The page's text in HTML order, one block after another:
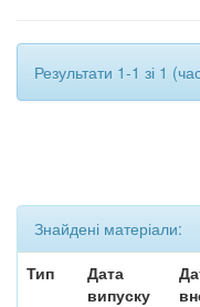
Результати 1-1 зі 1
Знайдені матеріали:
Тип
Дата
випуску